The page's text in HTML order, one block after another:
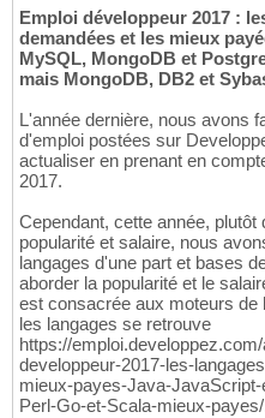
Emploi développeur 2017 :
demandées et les mieux
MySQL, MongoDB et
mais MongoDB, DB2 et
L'année dernière, nous avons
d'emploi postées sur
actualiser en prenant en
2017.
Cependant, cette année,
popularité et salaire, nous
langages d'une part et bases
aborder la popularité et le
est consacrée aux moteurs de
les langages se retrouve
https://
developpeur-2017-les-
mieux-payes-Java-
Perl-Go-et-Scala-mieux-